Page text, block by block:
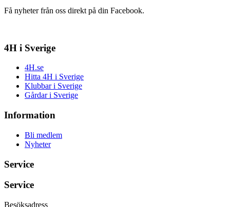
Få nyheter från oss direkt på din Facebook.
4H i Sverige
4H.se
Hitta 4H i Sverige
Klubbar i Sverige
Gårdar i Sverige
Information
Bli medlem
Nyheter
Service
Service
Besöksadress